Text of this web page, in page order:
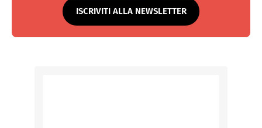
ISCRIVITI ALLA NEWSLETTER